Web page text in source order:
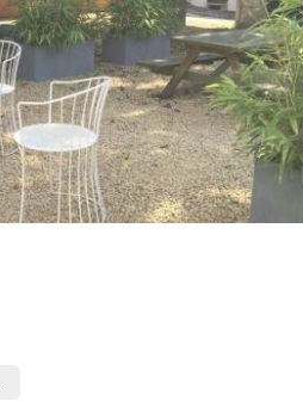
à partir du 01 septembre
une maison de maître: 2 UNamur
2 UNamur Philo, 1 Henalux, 1
Jacquart, tous sérieux et calmes 👌
de sécurité, de logement et...